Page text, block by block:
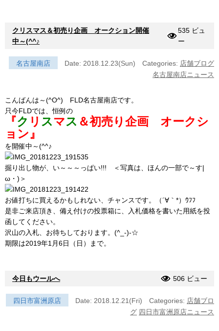
クリスマス＆初売り企画 オークション開催
中～(^^♪
535 ビュ
ー
名古屋南店 Date: 2018.12.23(Sun) Categories: 店舗ブログ
名古屋南店ニュース
こんばんは～(^O^) FLD名古屋南店です。
只今FLDでは、恒例の
『ク リ スマス ＆初売り企画 オークシ
ョン』
を開催中～(^^♪
掘り出し物が、い～～～っぱい!!! ＜写真は、ほんの一部で～す|
ω・)＞
お値打ちに買えるかもしれない、チャンスです。（´∀｀*）ｳﾌﾌ
是非ご来店頂き、備え付けの投票箱に、入札価格を書いた用紙を投
函してください。
沢山の入札、お待ちしております。(^_-)-☆
期限は2019年1月6日（日）まで。
今日もウールへ 506 ビュー
四日市富洲原店 Date: 2018.12.21(Fri) Categories: 店舗ブロ
グ 四日市富洲原店ニュース